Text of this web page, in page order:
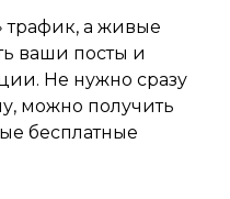
трафик, а живые
ваши посты и
Не нужно сразу
можно получить
бесплатные